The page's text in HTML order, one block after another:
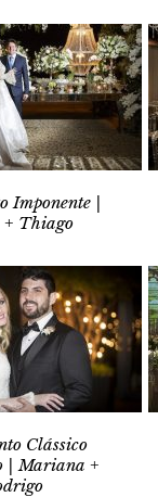
Imponente |
+ Thiago
Clássico
| Mariana +